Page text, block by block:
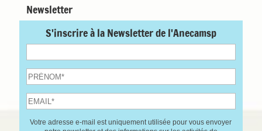
Newsletter
S'inscrire à la Newsletter de l'Anecamsp
Votre adresse e-mail est uniquement utilisée pour vous envoyer